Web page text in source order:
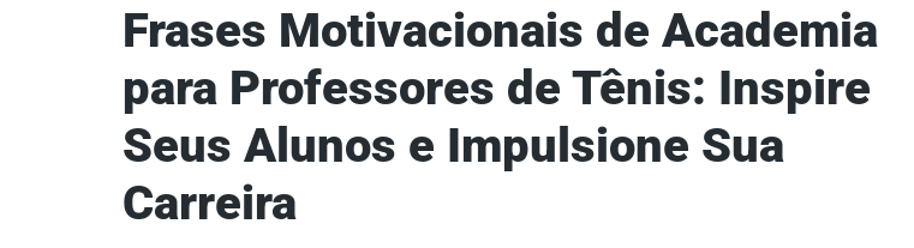
Frases Motivacionais de Academia
para Professores de Tênis: Inspire
Seus Alunos e Impulsione Sua
Carreira